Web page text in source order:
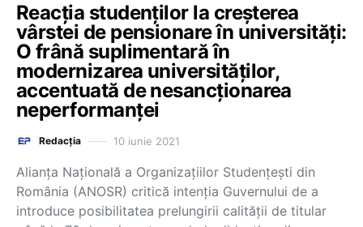
Reacția studenților la creșterea
vârstei de pensionare în universități:
O frână suplimentară în
modernizarea universităților,
accentuată de nesancționarea
neperformanței
Redacția 10 iunie 2021
Alianța Națională a Organizațiilor Studențești din
România (ANOSR) critică intenția Guvernului de a
introduce posibilitatea prelungirii calității de titular